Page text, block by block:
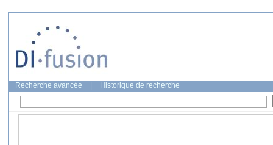
Recherche avancée Historique de recherche